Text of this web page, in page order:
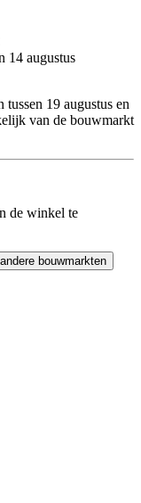
14 augustus
19 augustus en
van de bouwmarkt
de winkel te
bouwmarkten